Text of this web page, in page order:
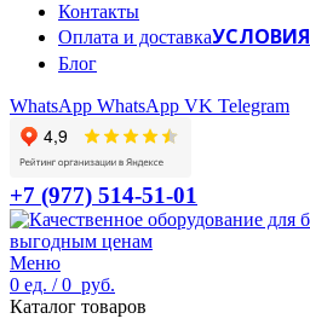
Контакты
Оплата и доставкаУСЛОВИЯ
Блог
WhatsApp WhatsApp VK Telegram
+7 (977) 514-51-01
Меню
0 ед. / 0 руб.
Каталог товаров